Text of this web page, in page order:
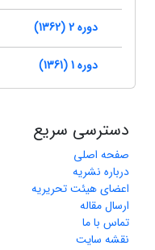
دوره 2 (1362)
دوره 1 (1361)
دسترسی سریع
صفحه اصلی
درباره نشریه
اعضای هیئت تحریریه
ارسال مقاله
تماس با ما
نقشه سایت